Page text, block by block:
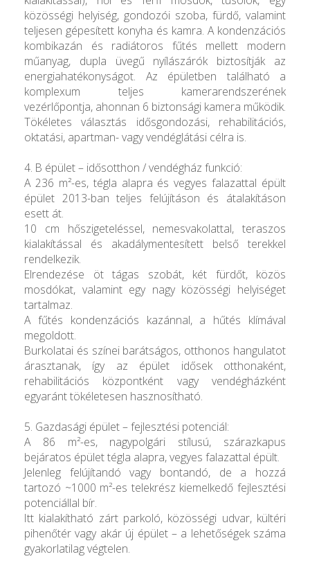
közösségi helyiség, gondozói szoba, fürdő, valamint
teljesen gépesített konyha és kamra. A kondenzációs
kombikazán és radiátoros fűtés mellett modern
műanyag, dupla üvegű nyílászárók biztosítják az
energiahatékonyságot. Az épületben található a
komplexum teljes kamerarendszerének
vezérlőpontja, ahonnan 6 biztonsági kamera működik.
Tökéletes választás idősgondozási, rehabilitációs,
oktatási, apartman- vagy vendéglátási célra is.
4. B épület – idősotthon / vendégház funkció:
A 236 m²-es, tégla alapra és vegyes falazattal épült
épület 2013-ban teljes felújításon és átalakításon
esett át.
10 cm hőszigeteléssel, nemesvakolattal, teraszos
kialakítással és akadálymentesített belső terekkel
rendelkezik.
Elrendezése öt tágas szobát, két fürdőt, közös
mosdókat, valamint egy nagy közösségi helyiséget
tartalmaz.
A fűtés kondenzációs kazánnal, a hűtés klímával
megoldott.
Burkolatai és színei barátságos, otthonos hangulatot
árasztanak, így az épület idősek otthonaként,
rehabilitációs központként vagy vendégházként
egyaránt tökéletesen hasznosítható.
5. Gazdasági épület – fejlesztési potenciál:
A 86 m²-es, nagypolgári stílusú, szárazkapus
bejáratos épület tégla alapra, vegyes falazattal épült.
Jelenleg felújítandó vagy bontandó, de a hozzá
tartozó ~1000 m²-es telekrész kiemelkedő fejlesztési
potenciállal bír.
Itt kialakítható zárt parkoló, közösségi udvar, kültéri
pihenőtér vagy akár új épület – a lehetőségek száma
gyakorlatilag végtelen.